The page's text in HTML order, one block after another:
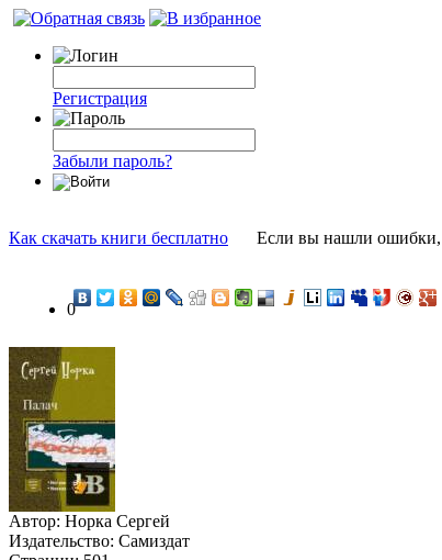
Регистрация
Забыли пароль?
Как скачать книги бесплатно Если вы нашли ошибки,
0
Автор: Норка Сергей
Издательство: Самиздат